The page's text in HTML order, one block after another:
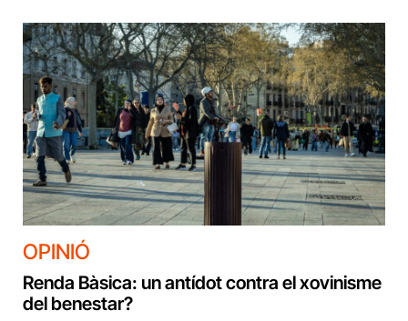
OPINIÓ
Renda Bàsica: un antídot contra el xovinisme
del benestar?